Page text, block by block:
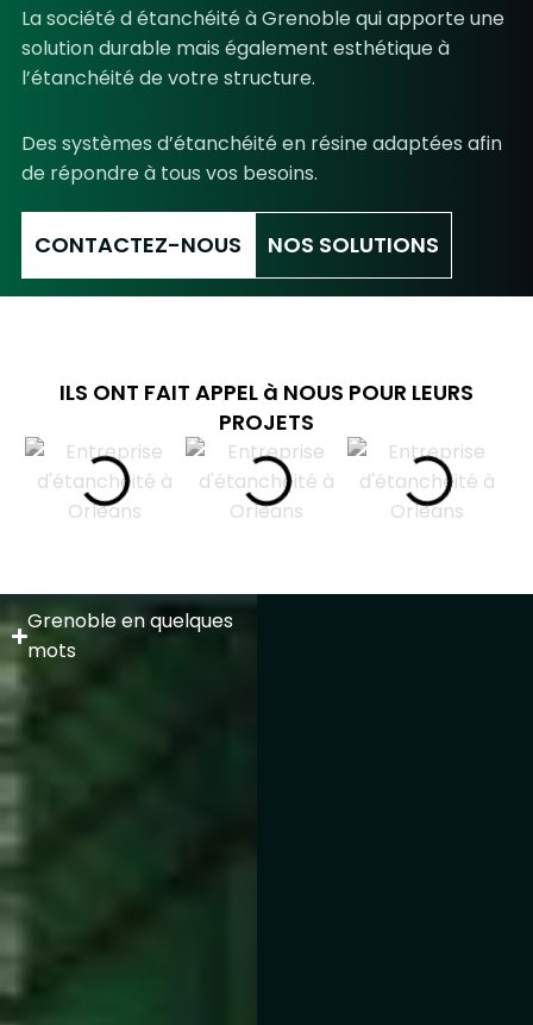
La société d étanchéité àGrenoblequi apporte une
solution durable mais également esthétique à
l’étanchéité de votre structure.
Des systèmes d’étanchéité en résine adaptées afin
de répondre à tous vos besoins.
CONTACTEZ-NOUS NOS SOLUTIONS
ILS ONT FAIT APPEL à NOUS POUR LEURS
PROJETS
Grenoble en quelques
mots